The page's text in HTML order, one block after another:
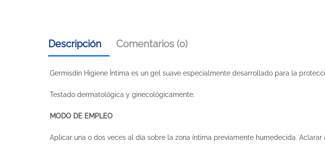
Descripción Comentarios (0)
Germisdin Higiene Íntima es un gel suave especialmente desarrollado para la
Testado dermatológica y ginecológicamente.
MODO DE EMPLEO
Aplicar una o dos veces al día sobre la zona íntima previamente humedecida. Aclarar